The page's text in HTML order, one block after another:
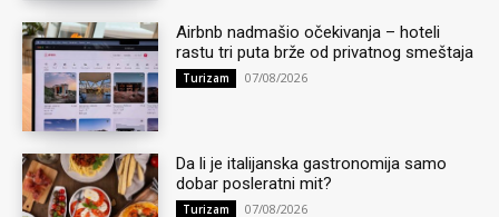
Airbnb nadmašio očekivanja – hoteli
rastu tri puta brže od privatnog smeštaja
Turizam 07/08/2026
Da li je italijanska gastronomija samo
dobar posleratni mit?
Turizam 07/08/2026